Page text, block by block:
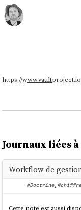
https://
Journaux liées
Workflow de
#Doctrine,
Cette note est aussi